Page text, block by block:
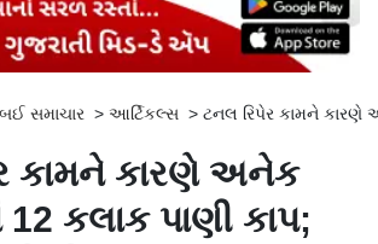
સમાચાર > આર્ટિકલ્સ > ટનલ રિપેર કામને કારણે
કામને કારણે અનેક
12 કલાક પાણી કાપ;